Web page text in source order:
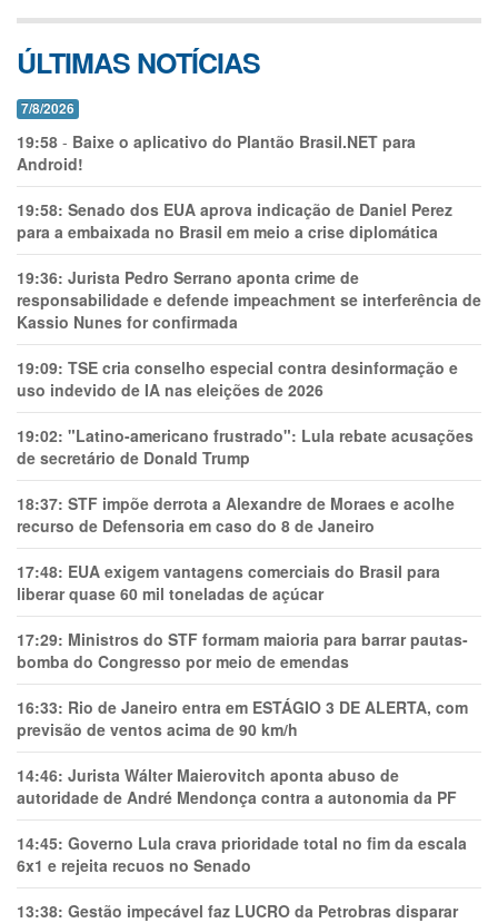
ÚLTIMAS NOTÍCIAS
7/8/2026
19:58 - Baixe o aplicativo do Plantão Brasil.NET para
Android!
19:58: Senado dos EUA aprova indicação de Daniel Perez
para a embaixada no Brasil em meio a crise diplomática
19:36: Jurista Pedro Serrano aponta crime de
responsabilidade e defende impeachment se interferência de
Kassio Nunes for confirmada
19:09: TSE cria conselho especial contra desinformação e
uso indevido de IA nas eleições de 2026
19:02: "Latino-americano frustrado": Lula rebate acusações
de secretário de Donald Trump
18:37: STF impõe derrota a Alexandre de Moraes e acolhe
recurso de Defensoria em caso do 8 de Janeiro
17:48: EUA exigem vantagens comerciais do Brasil para
liberar quase 60 mil toneladas de açúcar
17:29: Ministros do STF formam maioria para barrar pautas-
bomba do Congresso por meio de emendas
16:33: Rio de Janeiro entra em ESTÁGIO 3 DE ALERTA, com
previsão de ventos acima de 90 km/h
14:46: Jurista Wálter Maierovitch aponta abuso de
autoridade de André Mendonça contra a autonomia da PF
14:45: Governo Lula crava prioridade total no fim da escala
6x1 e rejeita recuos no Senado
13:38: Gestão impecável faz LUCRO da Petrobras disparar